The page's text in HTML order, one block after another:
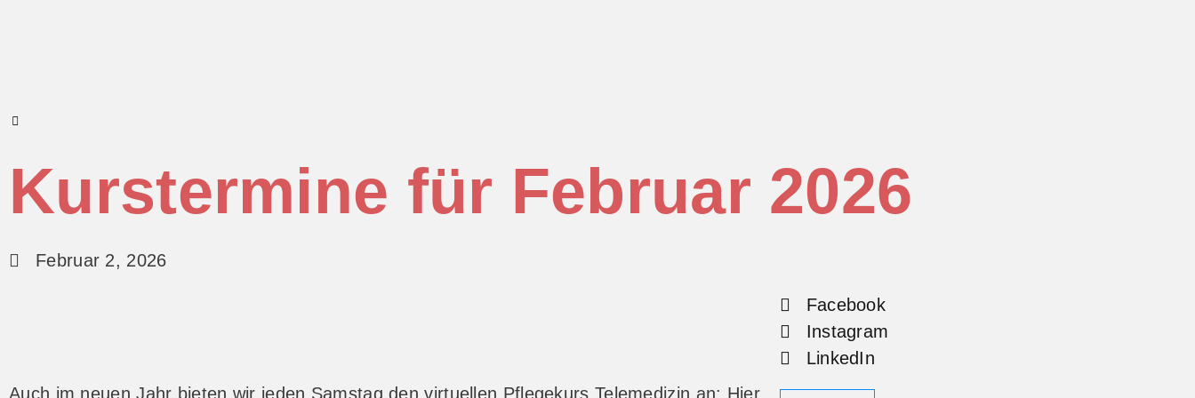
Kurstermine für Februar 2026
Februar 2, 2026
Auch im neuen Jahr bieten wir jeden Samstag den virtuellen Pflegekurs Telemedizin an: Hier
Facebook
Instagram
LinkedIn